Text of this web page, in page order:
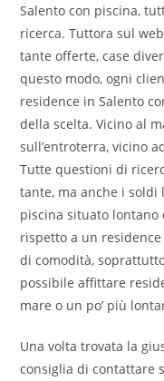
Salento con piscina,
ricerca. Tuttora sul
tante offerte, case
questo modo, ogni
residence in Salento
della scelta. Vicino al
sull’entroterra, vicino
Tutte questioni di
tante, ma anche i soldi
piscina situato lontano
rispetto a un
di comodità,
possibile affittare
mare o un po’ più
Una volta trovata la
consiglia di contattare